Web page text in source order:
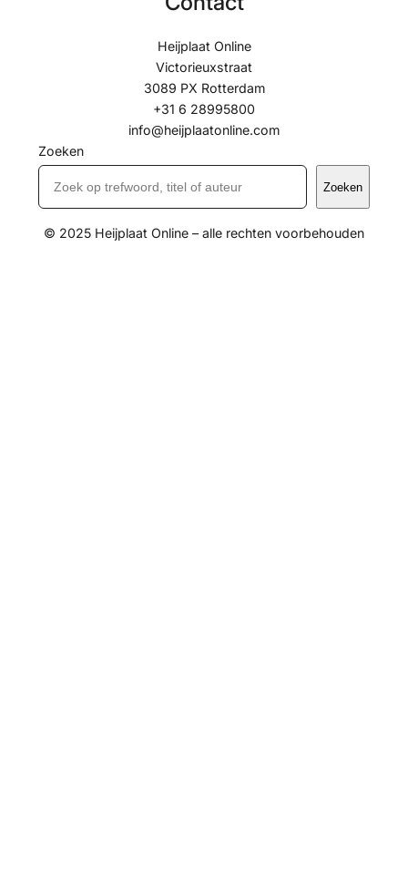
Heijplaat Online
Victorieuxstraat
3089 PX Rotterdam
+31 6 28995800
info@heijplaatonline.com
Zoeken
Zoeken
© 2025 Heijplaat Online – alle rechten voorbehouden